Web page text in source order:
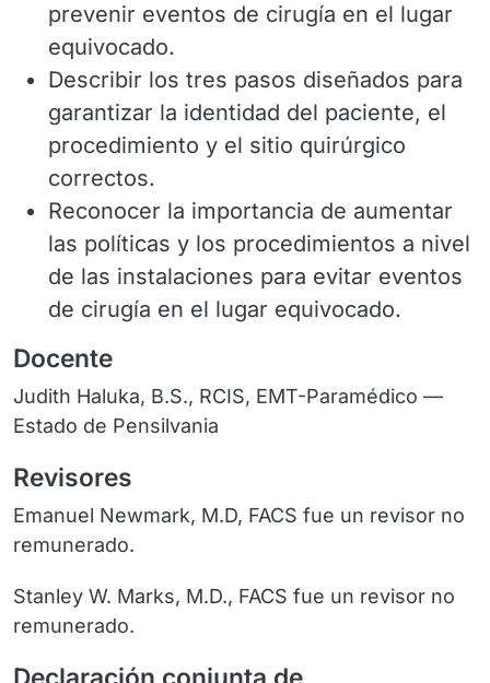
prevenir eventos de cirugía en el lugar
equivocado.
Describir los tres pasos diseñados para
garantizar la identidad del paciente, el
procedimiento y el sitio quirúrgico
correctos.
Reconocer la importancia de aumentar
las políticas y los procedimientos a nivel
de las instalaciones para evitar eventos
de cirugía en el lugar equivocado.
Docente
Judith Haluka, B.S., RCIS, EMT-Paramédico —
Estado de Pensilvania
Revisores
Emanuel Newmark, M.D, FACS fue un revisor no
remunerado.
Stanley W. Marks, M.D., FACS fue un revisor no
remunerado.